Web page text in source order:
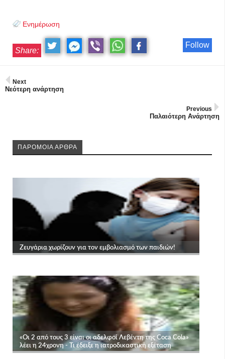
Ενημέρωση
Follow
Share:
Next
Νεότερη ανάρτηση
Previous
Παλαιότερη Ανάρτηση
ΠΑΡΟΜΟΙΑ ΑΡΘΡΑ